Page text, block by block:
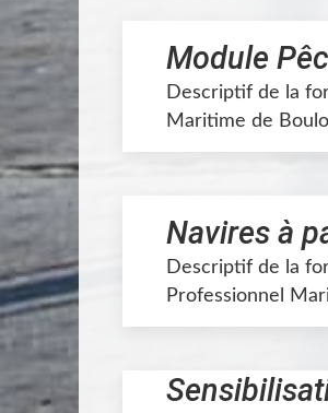
Module
Descriptif de la
Maritime de
Navires à
Descriptif de la
Professionnel